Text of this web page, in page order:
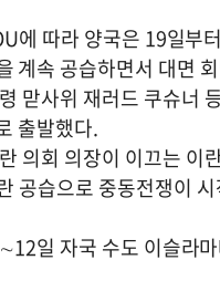
에 따라 양국은 19일부
계속 공습하면서 대면
맏사위 재러드 쿠슈너
출발했다.
의회 의장이 이끄는 이
공습으로 중동전쟁이
일 자국 수도 이슬라